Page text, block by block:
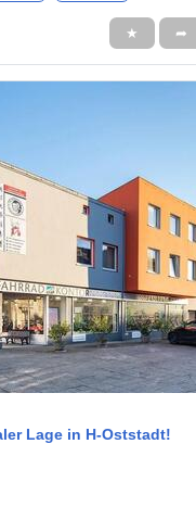
★ ➦
Lage in H-Oststadt!